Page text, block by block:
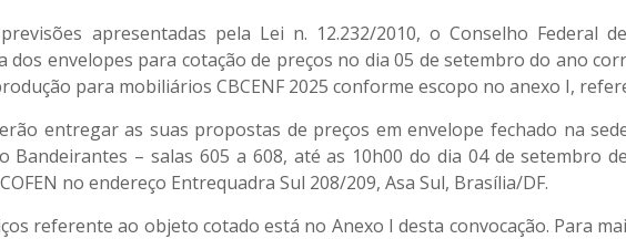
apresentadas pela Lei n. 12.232/2010, o Conselho Federal
dos envelopes para cotação de preços no dia 05 de setembro do ano
para mobiliários CBCENF 2025 conforme escopo no anexo I,
entregar as suas propostas de preços em envelope fechado na
Bandeirantes – salas 605 a 608, até as 10h00 do dia 04 de setembro
no endereço Entrequadra Sul 208/209, Asa Sul, Brasília/DF.
referente ao objeto cotado está no Anexo I desta convocação. Para